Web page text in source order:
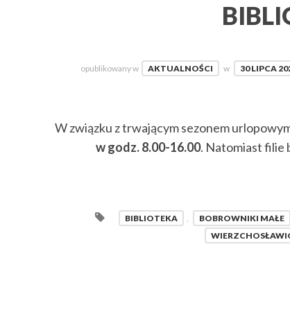
opublikowany w AKTUALNOŚCI w 30 LIPCA
W związku z trwającym sezonem
w godz. 8.00-16.00. Natomiast filie
BIBLIOTEKA BOBROWNIKI MAŁE